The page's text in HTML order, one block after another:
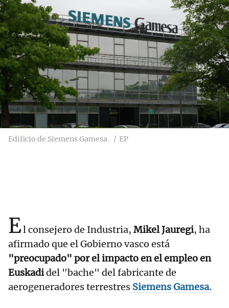
Edificio de Siemens Gamesa. EP
El consejero de Industria, Mikel Jauregi, ha
afirmado que el Gobierno vasco está
"preocupado" por el impacto en el empleo en
Euskadidel "bache" del fabricante de
aerogeneradores terrestres Siemens Gamesa.